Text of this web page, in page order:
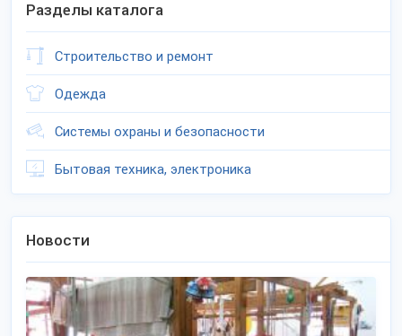
Разделы каталога
Строительство и ремонт
Одежда
Системы охраны и безопасности
Бытовая техника, электроника
Новости